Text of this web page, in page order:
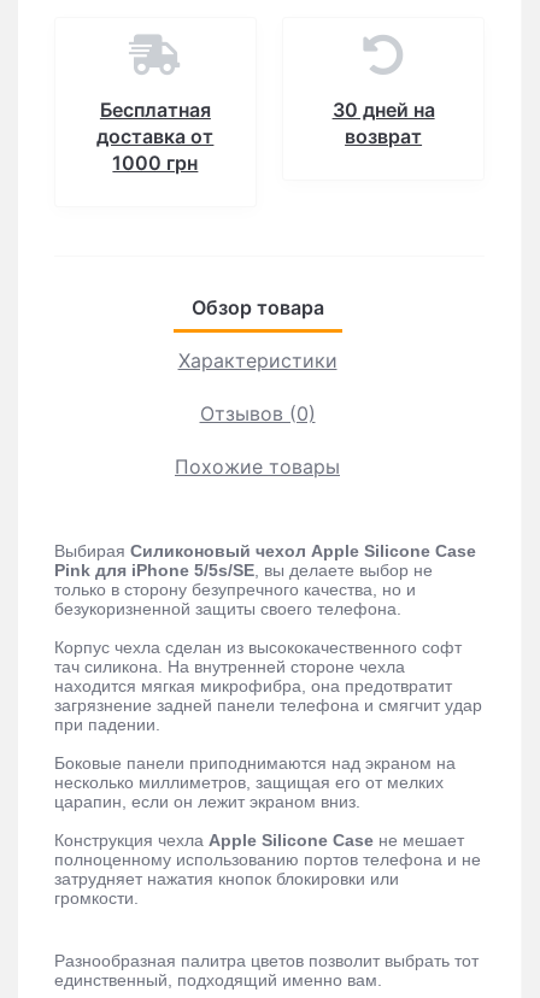
Бесплатная
доставка от
1000 грн
30 дней на
возврат
Обзор товара
Характеристики
Отзывов (0)
Похожие товары
Выбирая Силиконовый чехол Apple Silicone Case
Pink для iPhone 5/5s/SE , вы делаете выбор не
только в сторону безупречного качества, но и
безукоризненной защиты своего телефона.
Корпус чехла сделан из высококачественного софт
тач силикона. На внутренней стороне чехла
находится мягкая микрофибра, она предотвратит
загрязнение задней панели телефона и смягчит удар
при падении.
Боковые панели приподнимаются над экраном на
несколько миллиметров, защищая его от мелких
царапин, если он лежит экраном вниз.
Конструкция чехла Apple Silicone Case не мешает
полноценному использованию портов телефона и не
затрудняет нажатия кнопок блокировки или
громкости.
Разнообразная палитра цветов позволит выбрать тот
единственный, подходящий именно вам.